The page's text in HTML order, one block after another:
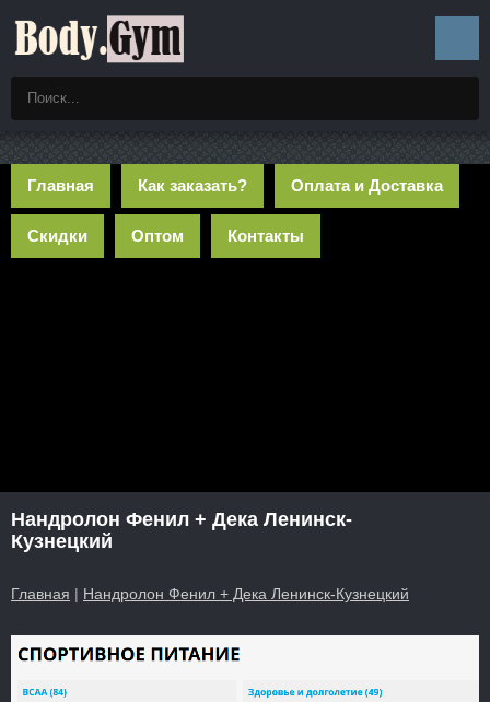
Главная Как заказать? Оплата и Доставка
Скидки Оптом Контакты
Нандролон Фенил + Дека Ленинск-
Кузнецкий
Главная | Нандролон Фенил + Дека Ленинск-Кузнецкий